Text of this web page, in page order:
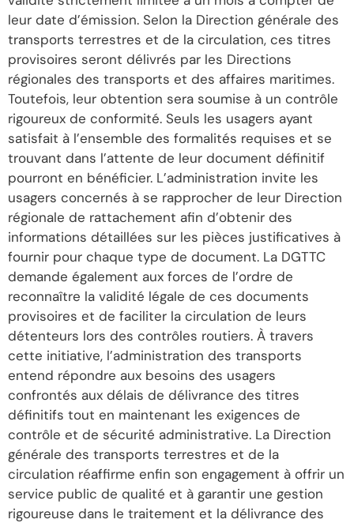
leur date d’émission. Selon la Direction générale des
transports terrestres et de la circulation, ces titres
provisoires seront délivrés par les Directions
régionales des transports et des affaires maritimes.
Toutefois, leur obtention sera soumise à un contrôle
rigoureux de conformité. Seuls les usagers ayant
satisfait à l’ensemble des formalités requises et se
trouvant dans l’attente de leur document définitif
pourront en bénéficier. L’administration invite les
usagers concernés à se rapprocher de leur Direction
régionale de rattachement afin d’obtenir des
informations détaillées sur les pièces justificatives à
fournir pour chaque type de document. La DGTTC
demande également aux forces de l’ordre de
reconnaître la validité légale de ces documents
provisoires et de faciliter la circulation de leurs
détenteurs lors des contrôles routiers. À travers
cette initiative, l’administration des transports
entend répondre aux besoins des usagers
confrontés aux délais de délivrance des titres
définitifs tout en maintenant les exigences de
contrôle et de sécurité administrative. La Direction
générale des transports terrestres et de la
circulation réaffirme enfin son engagement à offrir un
service public de qualité et à garantir une gestion
rigoureuse dans le traitement et la délivrance des